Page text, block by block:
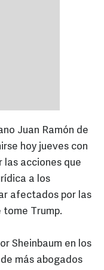
Juan Ramón de
hoy jueves con
las acciones que
a los
afectados por las
tome Trump.
Sheinbaum en los
más abogados